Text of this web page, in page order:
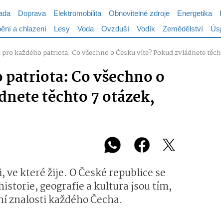
Doprava Elektromobilita Obnovitelné zdroje Energetika
a chlazení Lesy Voda Ovzduší Vodík Zemědělství
každého patriota: Co všechno o Česku víte? Pokud zvládnete
Co všechno o
těchto 7 otázek,
ve které žije. O České republice se
geografie a kultura jsou tím,
znalosti každého Čecha.